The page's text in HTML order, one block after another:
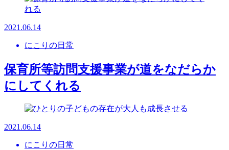
2021.06.14
にこりの日常
保育所等訪問支援事業が道をなだらか
にしてくれる
2021.06.14
にこりの日常